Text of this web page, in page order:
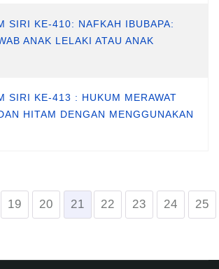
SIRI KE-410: NAFKAH IBUBAPA:
ANAK LELAKI ATAU ANAK
SIRI KE-413 : HUKUM MERAWAT
HITAM DENGAN MENGGUNAKAN
19 20 21 22 23 24 25